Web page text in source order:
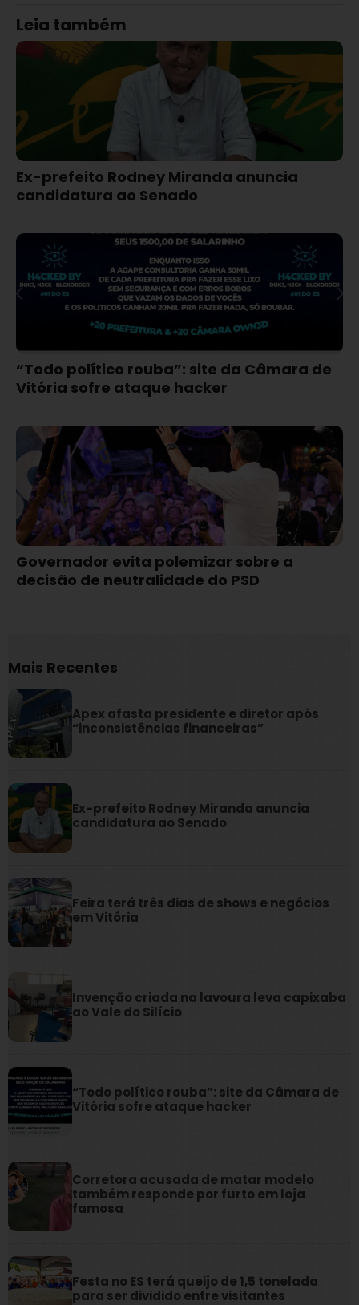
Leia também
Ex-prefeito Rodney Miranda anuncia
candidatura ao Senado
“Todo político rouba”: site da Câmara de
Vitória sofre ataque hacker
Governador evita polemizar sobre a
decisão de neutralidade do PSD
Mais Recentes
Apex afasta presidente e diretor após
“inconsistências financeiras”
Ex-prefeito Rodney Miranda anuncia
candidatura ao Senado
Feira terá três dias de shows e negócios
em Vitória
Invenção criada na lavoura leva capixaba
ao Vale do Silício
“Todo político rouba”: site da Câmara de
Vitória sofre ataque hacker
Corretora acusada de matar modelo
também responde por furto em loja
famosa
Festa no ES terá queijo de 1,5 tonelada
para ser dividido entre visitantes